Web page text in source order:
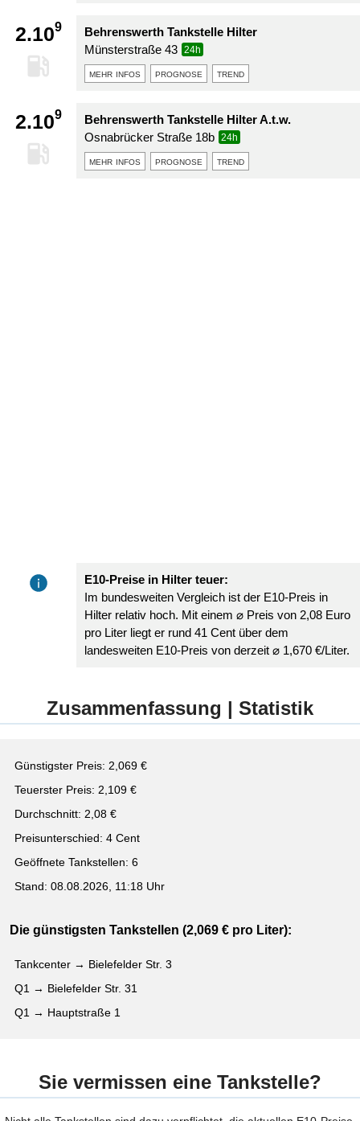
2.109
Behrenswerth Tankstelle Hilter
Münsterstraße 43
24h
mehr infos prognose trend
2.109
Behrenswerth Tankstelle Hilter A.t.w.
Osnabrücker Straße 18b
24h
mehr infos prognose trend
E10-Preise in Hilter teuer:
Im bundesweiten Vergleich ist der E10-Preis in
Hilter relativ hoch. Mit einem ⌀ Preis von 2,08 Euro
pro Liter liegt er rund 41 Cent über dem
landesweiten E10-Preis von derzeit ⌀ 1,670 €/Liter.
Zusammenfassung | Statistik
Günstigster Preis: 2,069 €
Teuerster Preis: 2,109 €
Durchschnitt: 2,08 €
Preisunterschied: 4 Cent
Geöffnete Tankstellen: 6
Stand: 08.08.2026, 11:18 Uhr
Die günstigsten Tankstellen (2,069 € pro Liter):
Tankcenter → Bielefelder Str. 3
Q1 → Bielefelder Str. 31
Q1 → Hauptstraße 1
Sie vermissen eine Tankstelle?